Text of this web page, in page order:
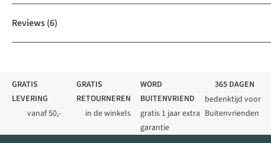
Reviews(6)
GRATIS
LEVERING
vanaf 50,-
GRATIS
RETOURNEREN
in de winkels
WORD
BUITENVRIEND
gratis 1 jaar extra
garantie
365 DAGEN
bedenktijd voor
Buitenvrienden